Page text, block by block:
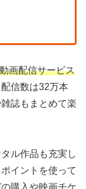
画配信サービス
信数は32万本
誌もまとめて楽
ル作品も充実し
イントを使って
購入や映画チケ